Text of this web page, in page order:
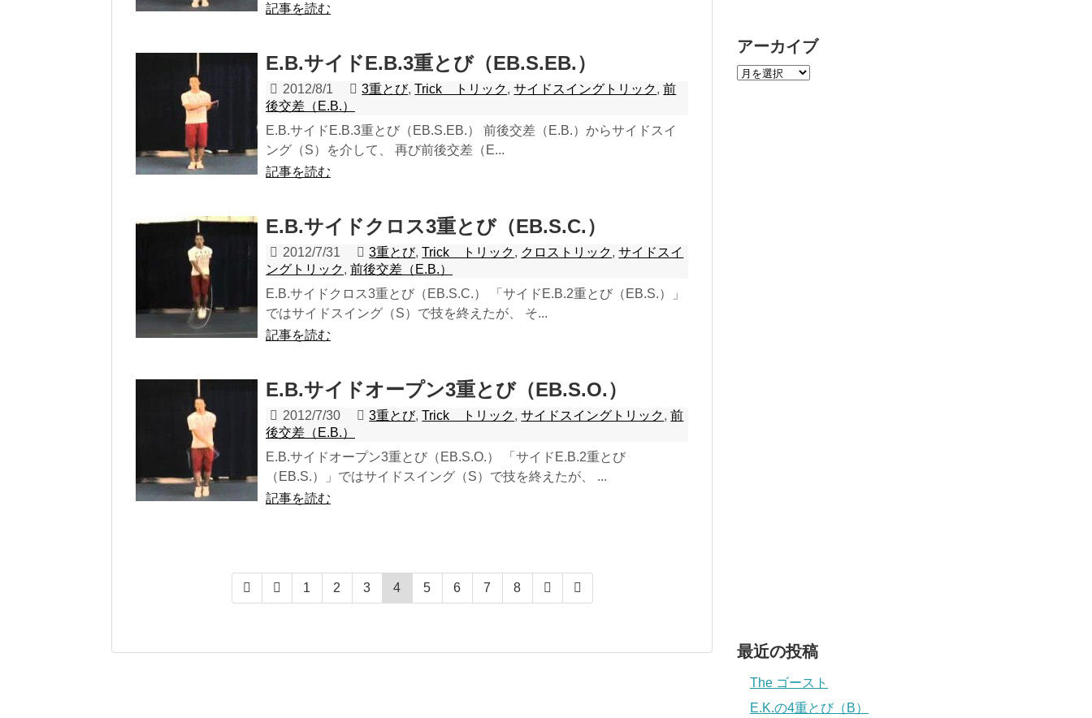
記事を読む
E.B.サイドE.B.3重とび（EB.S.EB.）
2012/8/1 3重とび,Trick トリック,サイドスイングトリック,前
後交差（E.B.）
E.B.サイドE.B.3重とび（EB.S.EB.） 前後交差（E.B.）からサイドスイ
ング（S）を介して、 再び前後交差（E...
記事を読む
E.B.サイドクロス3重とび（EB.S.C.）
2012/7/31 3重とび,Trick トリック, クロストリック,サイドスイ
ングトリック, 前後交差（E.B.）
E.B.サイドクロス3重とび（EB.S.C.） 「サイドE.B.2重とび（EB.S.）」
ではサイドスイング（S）で技を終えたが、 そ...
記事を読む
E.B.サイドオープン3重とび（EB.S.O.）
2012/7/30 3重とび,Trick トリック,サイドスイングトリック,前
後交差（E.B.）
E.B.サイドオープン3重とび（EB.S.O.） 「サイドE.B.2重とび
（EB.S.）」ではサイドスイング（S）で技を終えたが、 ...
記事を読む
1 2 3 4 5 6 7 8
アーカイブ
最近の投稿
The ゴースト
E.K.の4重とび（B）